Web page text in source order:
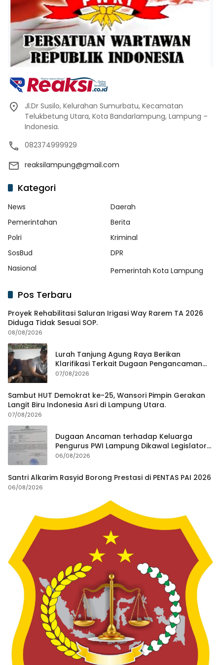
Jl.Dr Susilo, Kelurahan Sumurbatu, Kecamatan
Telukbetung Utara, Kota Bandarlampung, Lampung –
Indonesia.
082374999929
reaksilampung@gmail.com
Kategori
News
Daerah
Pemerintahan
Berita
Polri
Kriminal
SosBud
DPR
Nasional
Pemerintah Kota Lampung
Pos Terbaru
Proyek Rehabilitasi Saluran Irigasi Way Rarem TA 2026
Diduga Tidak Sesuai SOP.
08/08/2026
Lurah Tanjung Agung Raya Berikan
Klarifikasi Terkait Dugaan Pengancaman
Antar Warga Yang Berujung Laporan ke
07/08/2026
Sambut HUT Demokrat ke-25, Wansori Pimpin Gerakan
Langit Biru Indonesia Asri di Lampung Utara.
07/08/2026
Dugaan Ancaman terhadap Keluarga
Pengurus PWI Lampung Dikawal Legislator
dan Jurnalis
06/08/2026
Santri Alkarim Rasyid Borong Prestasi di PENTAS PAI 2026
06/08/2026